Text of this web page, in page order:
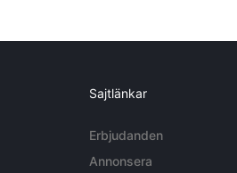
Sajtlänkar
Erbjudanden
Annonsera